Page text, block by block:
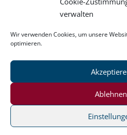
verwalten
Wir verwenden Cookies, um unsere
optimieren.
Ablehnen
> Publikationen
Datenschutzerklärung
Impressum